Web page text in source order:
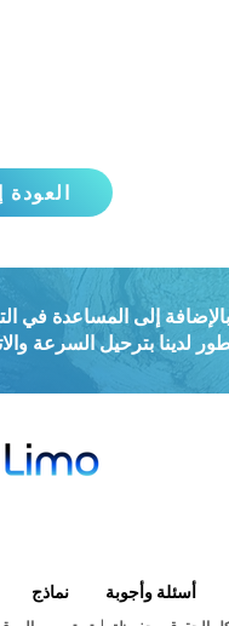
نماذج أسئلة وأجوبة